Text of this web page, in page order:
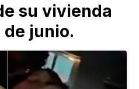
su vivienda
junio.